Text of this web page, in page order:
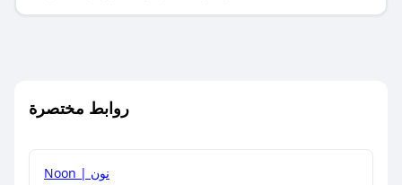
روابط مختصرة
Noon | نون